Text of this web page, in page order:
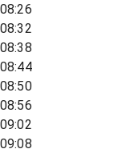
08:26
08:32
08:38
08:44
08:50
08:56
09:02
09:08